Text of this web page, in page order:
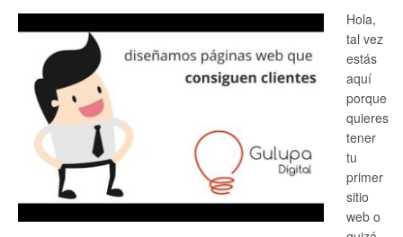
Hola,
tal vez
estás
aquí
porque
quieres
tener
tu
primer
sitio
web o